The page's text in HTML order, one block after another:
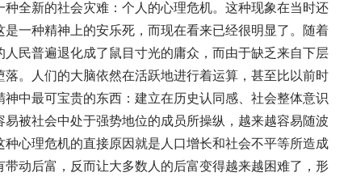
全新的社会灾难：个人的心理危机。这种现象在当时还
一种精神上的安乐死，而现在看来已经很明显了。随着
民普遍退化成了鼠目寸光的庸众，而由于缺乏来自下层
。人们的大脑依然在活跃地进行着运算，甚至比以前时
中最可宝贵的东西：建立在历史认同感、社会整体意识
被社会中处于强势地位的成员所操纵，越来越容易随波
心理危机的直接原因就是人口增长和社会不平等所造成
动后富，反而让大多数人的后富变得越来越困难了，形